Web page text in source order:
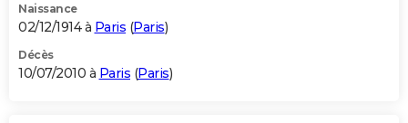
Naissance
02/12/1914 à Paris (Paris)
Décès
10/07/2010 à Paris (Paris)